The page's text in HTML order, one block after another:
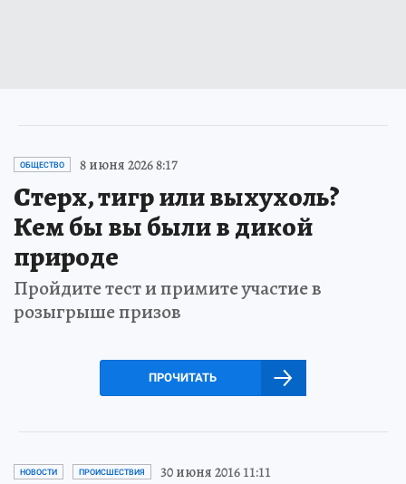
ОБЩЕСТВО 8 июня 2026 8:17
Стерх, тигр или выхухоль?
Кем бы вы были в дикой
природе
Пройдите тест и примите участие в
розыгрыше призов
ПРОЧИТАТЬ
НОВОСТИ ПРОИСШЕСТВИЯ 30 июня 2016 11:11